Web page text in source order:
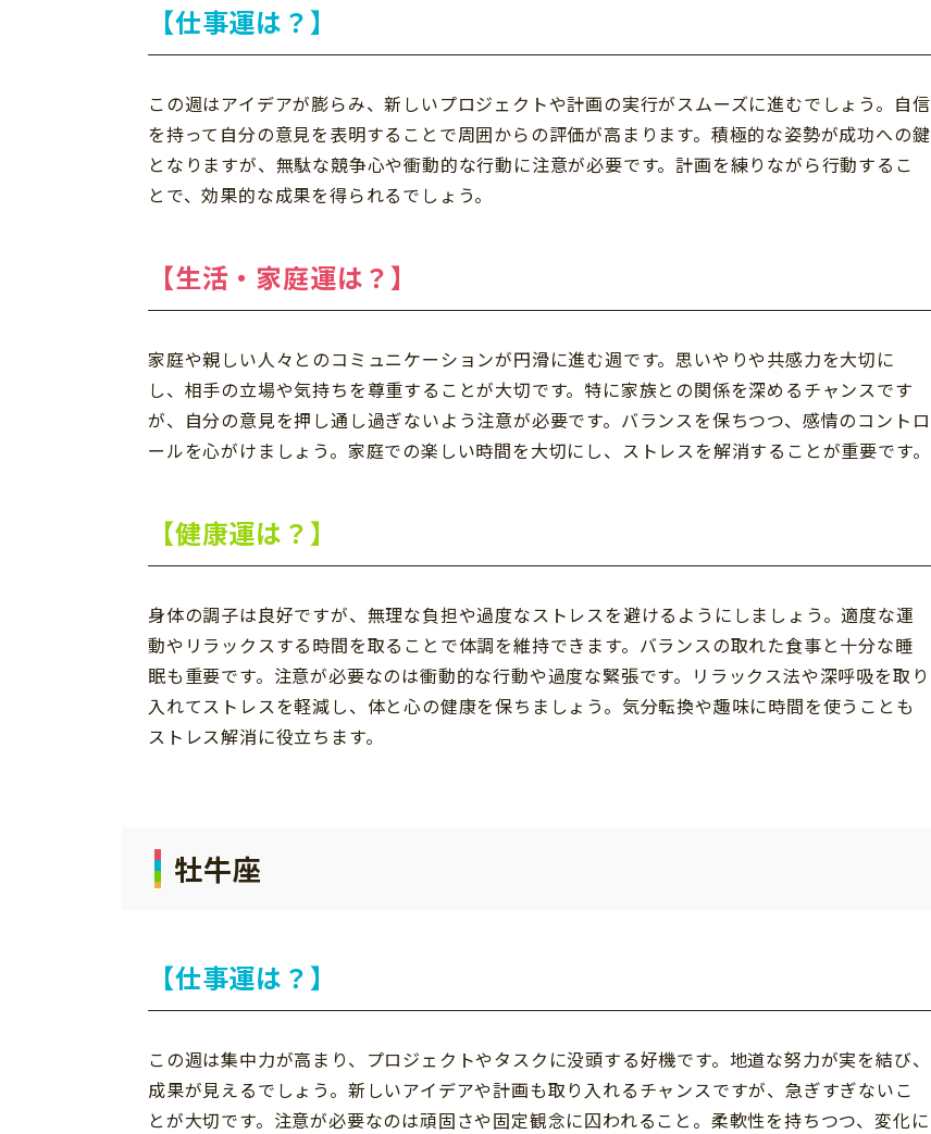
【仕事運は？】
この週はアイデアが膨らみ、新しいプロジェクトや計画の実行がスムーズに進むでしょう。自信
を持って自分の意見を表明することで周囲からの評価が高まります。積極的な姿勢が成功への鍵
となりますが、無駄な競争心や衝動的な行動に注意が必要です。計画を練りながら行動するこ
とで、効果的な成果を得られるでしょう。
【生活・家庭運は？】
家庭や親しい人々とのコミュニケーションが円滑に進む週です。思いやりや共感力を大切に
し、相手の立場や気持ちを尊重することが大切です。特に家族との関係を深めるチャンスです
が、自分の意見を押し通し過ぎないよう注意が必要です。バランスを保ちつつ、感情のコントロ
ールを心がけましょう。家庭での楽しい時間を大切にし、ストレスを解消することが重要です。
【健康運は？】
身体の調子は良好ですが、無理な負担や過度なストレスを避けるようにしましょう。適度な運
動やリラックスする時間を取ることで体調を維持できます。バランスの取れた食事と十分な睡
眠も重要です。注意が必要なのは衝動的な行動や過度な緊張です。リラックス法や深呼吸を取り
入れてストレスを軽減し、体と心の健康を保ちましょう。気分転換や趣味に時間を使うことも
ストレス解消に役立ちます。
牡牛座
【仕事運は？】
この週は集中力が高まり、プロジェクトやタスクに没頭する好機です。地道な努力が実を結び、
成果が見えるでしょう。新しいアイデアや計画も取り入れるチャンスですが、急ぎすぎないこ
とが大切です。注意が必要なのは頑固さや固定観念に囚われること。柔軟性を持ちつつ、変化に